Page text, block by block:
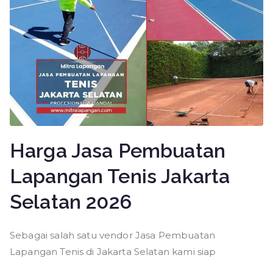
Harga Jasa Pembuatan
Lapangan Tenis Jakarta
Selatan 2026
Sebagai salah satu vendor Jasa Pembuatan
Lapangan Tenis di Jakarta Selatan kami siap